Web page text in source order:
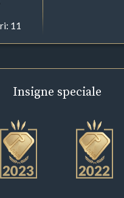
11
Insigne speciale